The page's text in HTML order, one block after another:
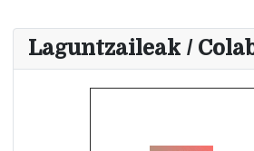
Laguntzaileak /